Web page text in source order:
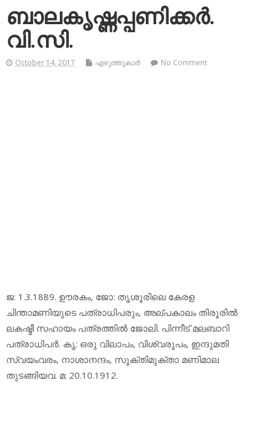
ബാലകൃഷ്ണപ്പണിക്കര്‍.
വി.സി.
October 14, 2017 എഴുത്തുകാര്‍ No Comment
ജ: 1.3.1889. ഊരകം, ജോ: തൃശൂരിലെ കേരള
ചിന്താമണിയുടെ പത്രാധിപരും, അല്പകാലം തിരൂരില്‍
ലകഷ്മീ സഹായം പത്രത്തില്‍ ജോലി. പിന്നീട് മലബാറി
പത്രാധിപര്‍. കൃ: ഒരു വിലാപം, വിശ്വരൂപം, ഇന്ദുമതി
സ്വയംവരം, നാശാനന്ദം, സൂക്തിമുക്താ മണിമാല
തുടങ്ങിയവ. മ: 20.10.1912.